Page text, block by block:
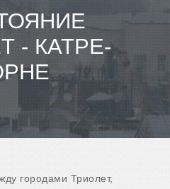
- КАТРЕ-
городами Триолет,